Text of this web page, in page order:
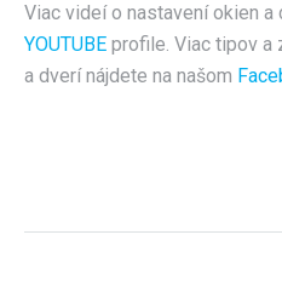
Viac videí o nastavení okien a
YOUTUBE profile. Viac tipov a
a dverí nájdete na našom